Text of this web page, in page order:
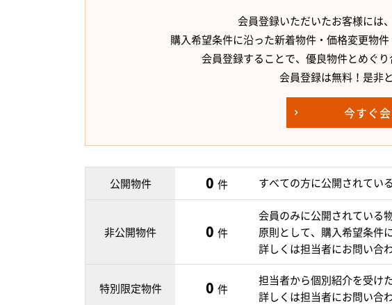
会員登録いただいたお客様には
購入希望条件に沿った新着物件・価格変更物
会員登録することで、優良物件とめぐ
会員登録は無料！是非
今すぐ
公開物件 0 件 すべての方に公開されてい
非公開物件 0 件
会員のみに公開されている
原則として、購入希望条件
詳しくは担当者にお問い合
特別限定物件 0 件
担当者から個別紹介を受け
詳しくは担当者にお問い合